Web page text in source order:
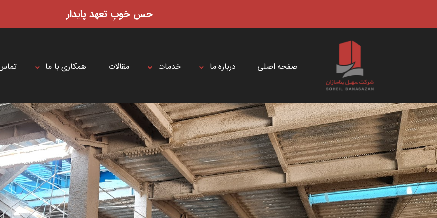
حس خوبِ تعهد پایدار
صفحه اصلی درباره ما خدمات مقالات همکاری با ما